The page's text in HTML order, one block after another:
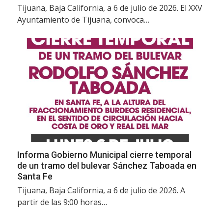
Tijuana, Baja California, a 6 de julio de 2026. El XXV
Ayuntamiento de Tijuana, convoca…
Informa Gobierno Municipal cierre temporal
de un tramo del bulevar Sánchez Taboada en
Santa Fe
Tijuana, Baja California, a 6 de julio de 2026. A
partir de las 9:00 horas…